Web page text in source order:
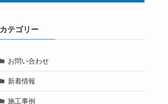
カテゴリー
お問い合わせ
新着情報
施工事例